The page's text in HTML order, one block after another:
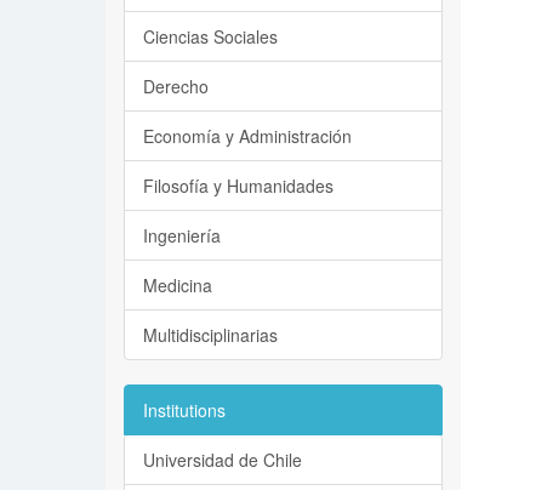
Ciencias Sociales
Derecho
Economía y Administración
Filosofía y Humanidades
Ingeniería
Medicina
Multidisciplinarias
Institutions
Universidad de Chile